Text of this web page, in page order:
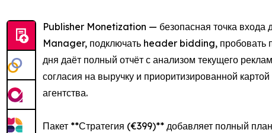
Publisher Monetization — безопасная точка входа
Manager, подключать header bidding, пробовать
дня даёт полный отчёт с анализом текущего
согласия на выручку и приоритизированной
агентства.
Пакет **Стратегия (€399)** добавляет полный